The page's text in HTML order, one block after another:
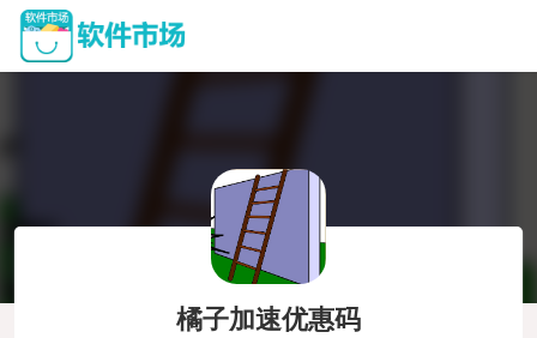
橘子加速优惠码